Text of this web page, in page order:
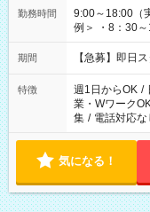
勤務時間
9:00～18:00（実動8時間） 希望の時
例＞ ・8：30
・13：00～22
期間 【急募】即日
特徴 週1日からOK /
業・Wワーク
集 / 電話対応な
気になる！